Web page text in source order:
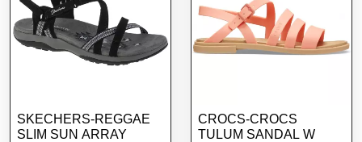
SKECHERS-REGGAE
SLIM SUN ARRAY
CROCS-CROCS
TULUM SANDAL W